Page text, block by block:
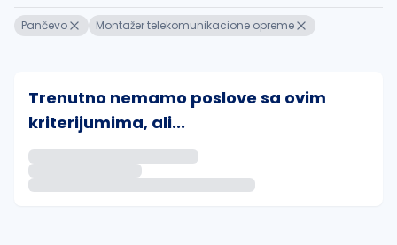
Pančevo Montažer telekomunikacione opreme
Trenutno nemamo poslove sa ovim
kriterijumima, ali...